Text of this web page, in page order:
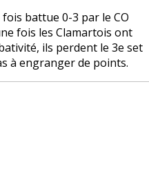
battue 0-3 par le CO
fois les Clamartois ont
ils perdent le 3e set
à engranger de points.